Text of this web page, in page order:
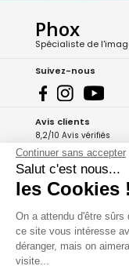
Phox
Spécialiste de
Suivez-nous
Avis clients
8,2/10 Avis vérifiés
L'Appli Phox
A propos de Phox
Services et
Continuer sans accepter
Salut c'est nous...
les Cookies !
On a attendu d'être sûrs
ce site vous intéresse
déranger, mais on
visite...